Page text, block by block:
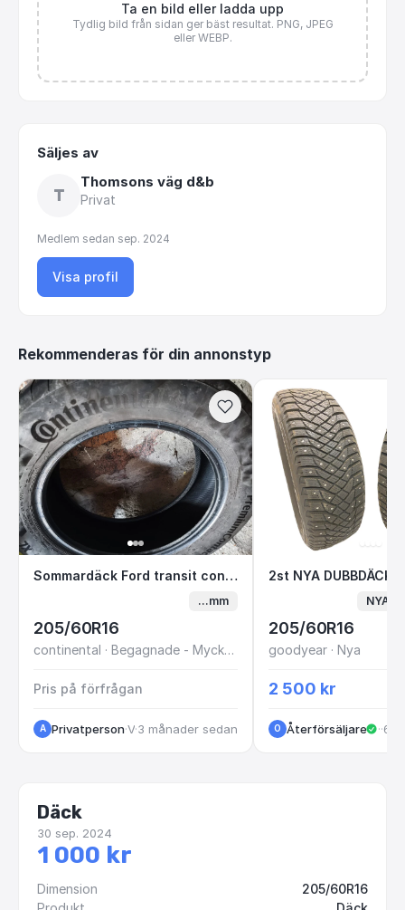
Ta en bild eller ladda upp
Tydlig bild från sidan ger bäst resultat. PNG, JPEG
eller WEBP.
Säljes av
T
Thomsons väg d&b
Privat
Medlem sedan sep. 2024
Visa profil
Rekommenderas för din annonstyp
Sommardäck Ford transit connect 205/60/
Sommardäck Ford transit connect 205/60/R16 96H
...mm
205/60R16
continental · Begagnade - Mycket bra skick
Pris på förfrågan
A Privatperson· VastraGotaland
·3 månader sedan
2st NYA
NYA /
205/60R16
goodyear · Nya
2 500 kr
O Återförsäljare ··6
Däck
30 sep. 2024
1 000 kr
Dimension
205/60R16